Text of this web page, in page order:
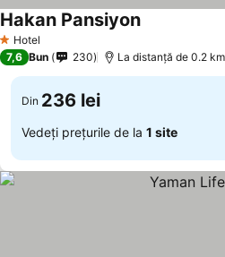
1 Stele
Hotel
Hakan PansiyonVedeți
7,6 Bun 230 La distanță de 0.2
Din 236 lei
Vedeți prețurile de la 1 site